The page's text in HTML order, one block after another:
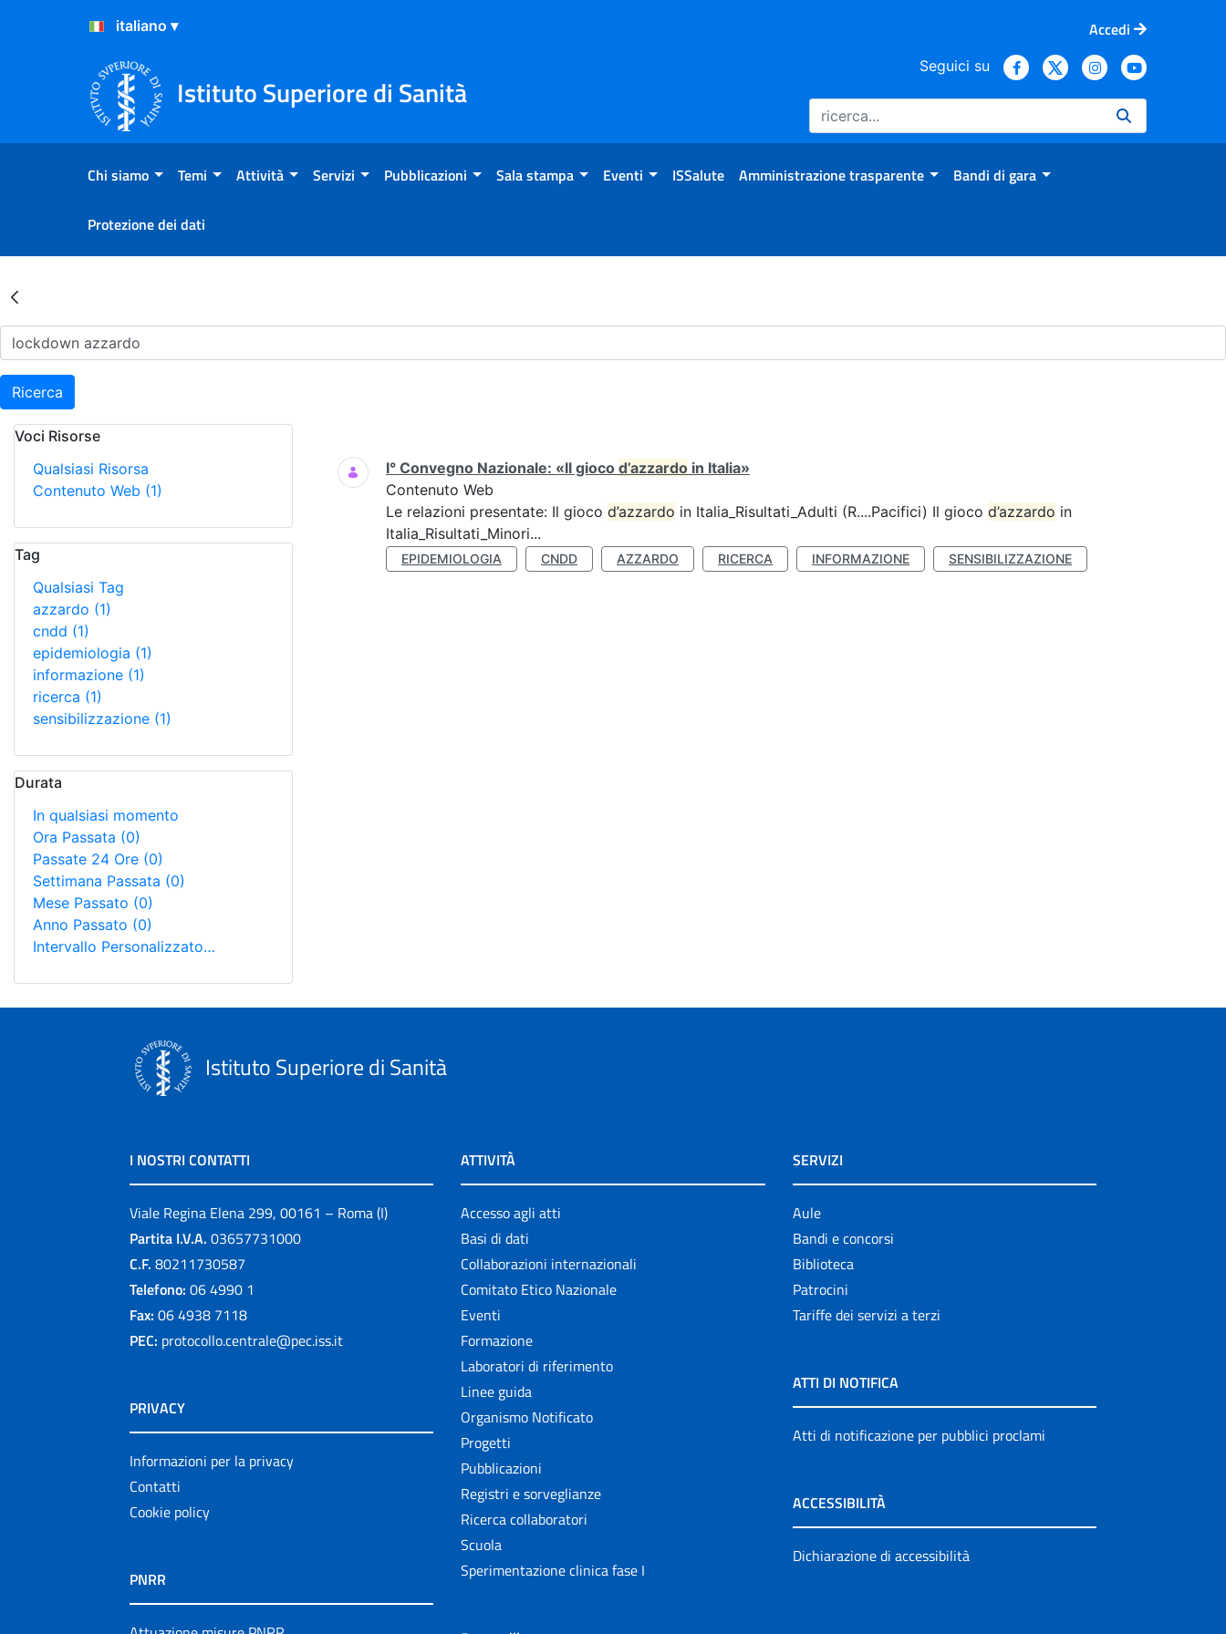
Salta al Contenuto
Salta al Footer
Accedi
Istituto Superiore di Sanità
Seguici su
Chi siamo Temi Attività Servizi Pubblicazioni Sala stampa Eventi ISSalute Amministrazione trasparente Bandi di gara
Protezione dei dati
Risultati della Ricerca - Archivio
Ricerca
Voci Risorse
Qualsiasi Risorsa
Contenuto Web (1)
Tag
Qualsiasi Tag
azzardo (1)
cndd (1)
epidemiologia (1)
informazione (1)
ricerca (1)
sensibilizzazione (1)
Durata
In qualsiasi momento
Ora Passata (0)
Passate 24 Ore (0)
Settimana Passata (0)
Mese Passato (0)
Anno Passato (0)
Intervallo Personalizzato…
Ricerca
I° Convegno Nazionale: «Il gioco d’azzardo in Italia»
Contenuto Web
Le relazioni presentate: Il gioco d’azzardo in Italia_Risultati_Adulti (R....Pacifici) Il gioco d’azzardo in
Italia_Risultati_Minori...
EPIDEMIOLOGIA CNDD AZZARDO RICERCA INFORMAZIONE SENSIBILIZZAZIONE
Istituto Superiore di Sanità
I NOSTRI CONTATTI
Viale Regina Elena 299, 00161 – Roma (I)
Partita I.V.A. 03657731000
C.F. 80211730587
Telefono: 06 4990 1
Fax: 06 4938 7118
PEC: protocollo.centrale@pec.iss.it
PRIVACY
Informazioni per la privacy
Contatti
Cookie policy
PNRR
ATTIVITÀ
Accesso agli atti
Basi di dati
Collaborazioni internazionali
Comitato Etico Nazionale
Eventi
Formazione
Laboratori di riferimento
Linee guida
Organismo Notificato
Progetti
Pubblicazioni
Registri e sorveglianze
Ricerca collaboratori
Scuola
Sperimentazione clinica fase I
SERVIZI
Aule
Bandi e concorsi
Biblioteca
Patrocini
Tariffe dei servizi a terzi
ATTI DI NOTIFICA
Atti di notificazione per pubblici proclami
ACCESSIBILITÀ
Dichiarazione di accessibilità